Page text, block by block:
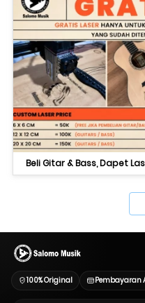
Beli Gitar & Bass, Dapet
100% Original Pembayaran